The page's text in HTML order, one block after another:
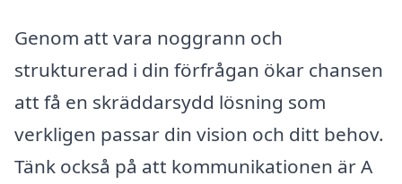
Genom att vara noggrann och
strukturerad i din förfrågan ökar chansen
att få en skräddarsydd lösning som
verkligen passar din vision och ditt behov.
Tänk också på att kommunikationen är A